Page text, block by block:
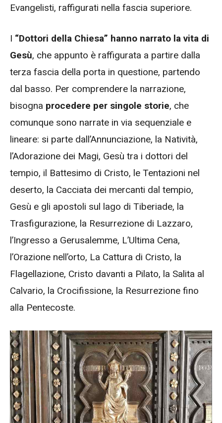
Evangelisti, raffigurati nella fascia superiore.
I “Dottori della Chiesa” hanno narrato la vita di
Gesù, che appunto è raffigurata a partire dalla
terza fascia della porta in questione, partendo
dal basso. Per comprendere la narrazione,
bisogna procedere per singole storie, che
comunque sono narrate in via sequenziale e
lineare: si parte dall’Annunciazione, la Natività,
l’Adorazione dei Magi, Gesù tra i dottori del
tempio, il Battesimo di Cristo, le Tentazioni nel
deserto, la Cacciata dei mercanti dal tempio,
Gesù e gli apostoli sul lago di Tiberiade, la
Trasfigurazione, la Resurrezione di Lazzaro,
l’Ingresso a Gerusalemme, L’Ultima Cena,
l’Orazione nell’orto, La Cattura di Cristo, la
Flagellazione, Cristo davanti a Pilato, la Salita al
Calvario, la Crocifissione, la Resurrezione fino
alla Pentecoste.